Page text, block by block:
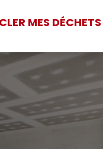
MES DÉCHETS